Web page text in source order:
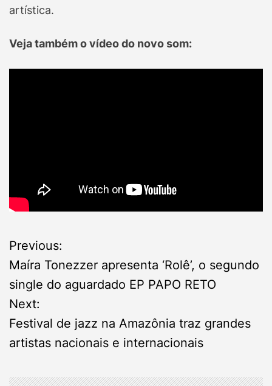
artística.
Veja também o vídeo do novo som:
P
o
s
t
Previous:
Maíra Tonezzer apresenta ‘Rolê’, o segundo
single do aguardado EP PAPO RETO
Next:
Festival de jazz na Amazônia traz grandes
artistas nacionais e internacionais